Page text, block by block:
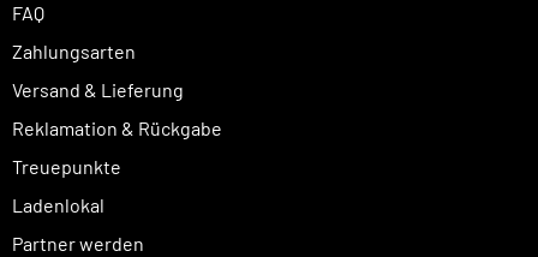
FAQ
Zahlungsarten
Versand & Lieferung
Reklamation & Rückgabe
Treuepunkte
Ladenlokal
Partner werden